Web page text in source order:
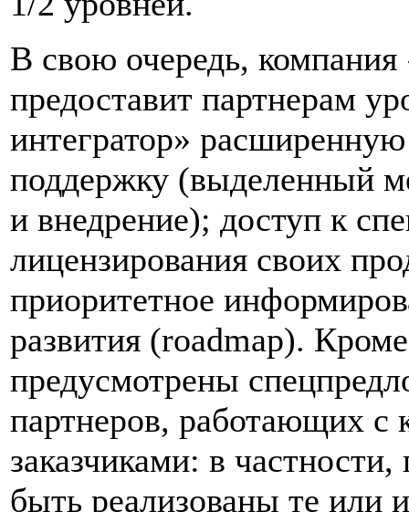
В свою очередь,
предоставит партнерам
интегратор»
поддержку (выделенный
и внедрение); доступ к
лицензирования своих
приоритетное
развития (roadmap).
предусмотрены
партнеров, работающих с
заказчиками: в
быть реализованы те или